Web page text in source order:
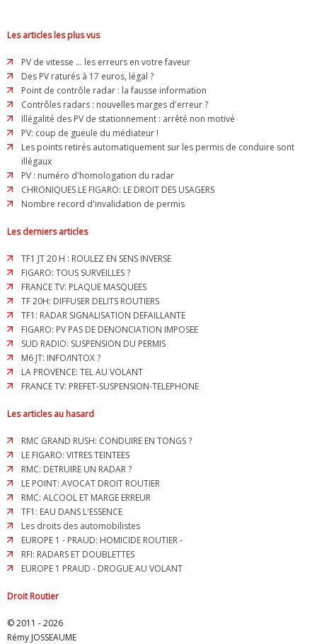
Les articles les plus vus
PV de vitesse ... les erreurs en votre faveur
Des PV raturés à 17 euros, légal ?
Point de contrôle radar : la fausse information
Contrôles radars : nouvelles marges d'erreur ?
Illégalité des PV de stationnement : arrêté non motivé
PV: coup de gueule du médiateur !
Les points retirés automatiquement sur les permis de conduire sont
illégaux
PV : numéro d'homologation du radar
CHRONIQUES LE FIGARO: LE DROIT DES USAGERS
Nombre record d'invalidation de permis
Les derniers articles
TF1 JT 20 H : ROULEZ EN SENS INVERSE
FIGARO: TOUS SURVEILLES ?
FRANCE TV: PLAQUE MASQUEES
TF 20H: DIFFUSER DELITS ROUTIERS
TF1: RADAR SIGNALISATION DEFAILLANTE
FIGARO: PV PAS DE DENONCIATION IMPOSEE
SUD RADIO: SUSPENSION DU PERMIS
M6 JT: INFO/INTOX ?
LA PROVENCE: TEL AU VOLANT
FRANCE TV: PREFET-SUSPENSION-TELEPHONE
Les articles au hasard
RMC GRAND RUSH: CONDUIRE EN TONGS ?
LE FIGARO: VITRES TEINTEES
RMC: DETRUIRE UN RADAR ?
LE POINT: AVOCAT DROIT ROUTIER
RMC: ALCOOL ET MARGE ERREUR
TF1: EAU DANS L'ESSENCE
Les droits des automobilistes
EUROPE 1 - PRAUD: HOMICIDE ROUTIER -
RFI: RADARS ET DOUBLETTES
EUROPE 1 PRAUD - DROGUE AU VOLANT
Droit Routier
© 2011 - 2026
Rémy JOSSEAUME